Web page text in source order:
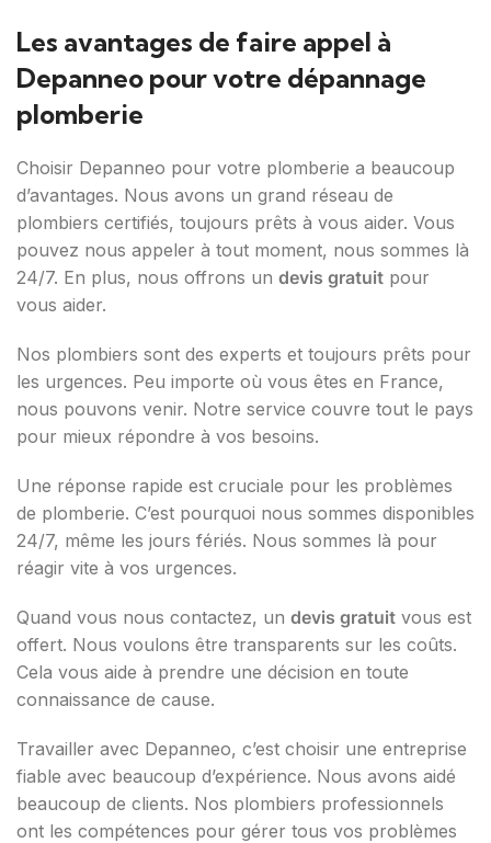
Les avantages de faire appel à
Depanneo pour votre dépannage
plomberie
Choisir Depanneo pour votre plomberie a beaucoup
d’avantages. Nous avons un grand réseau de
plombiers certifiés, toujours prêts à vous aider. Vous
pouvez nous appeler à tout moment, nous sommes là
24/7. En plus, nous offrons un devis gratuit pour
vous aider.
Nos plombiers sont des experts et toujours prêts pour
les urgences. Peu importe où vous êtes en France,
nous pouvons venir. Notre service couvre tout le pays
pour mieux répondre à vos besoins.
Une réponse rapide est cruciale pour les problèmes
de plomberie. C’est pourquoi nous sommes disponibles
24/7, même les jours fériés. Nous sommes là pour
réagir vite à vos urgences.
Quand vous nous contactez, un devis gratuit vous est
offert. Nous voulons être transparents sur les coûts.
Cela vous aide à prendre une décision en toute
connaissance de cause.
Travailler avec Depanneo, c’est choisir une entreprise
fiable avec beaucoup d’expérience. Nous avons aidé
beaucoup de clients. Nos plombiers professionnels
ont les compétences pour gérer tous vos problèmes